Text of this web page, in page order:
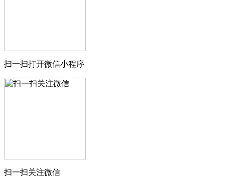
扫一扫打开微信小程序
扫一扫关注微信